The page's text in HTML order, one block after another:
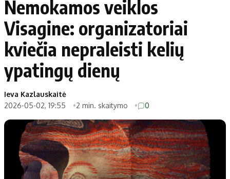
Nemokamos veiklos
Visagine: organizatoriai
kviečia nepraleisti kelių
ypatingų dienų
Ieva Kazlauskaitė
2026-05-02, 19:55
2 min. skaitymo 0